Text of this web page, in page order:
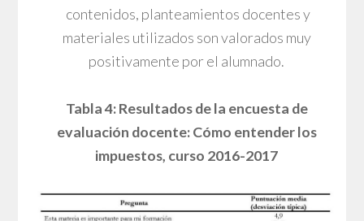
contenidos, planteamientos docentes y
materiales utilizados son valorados muy
positivamente por el alumnado.
Tabla 4: Resultados de la encuesta de
evaluación docente: Cómo entender los
impuestos, curso 2016-2017